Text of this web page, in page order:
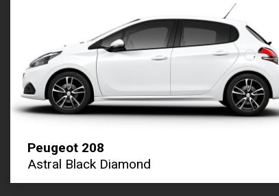
Peugeot 208
Astral Black Diamond